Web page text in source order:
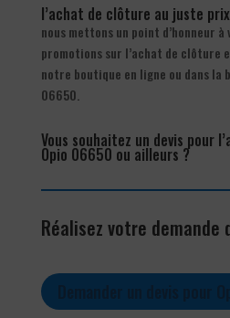
l’achat de clôture au juste
nous mettons un point d’honneur
promotions sur l’achat de clôture
notre boutique en ligne ou dans la
06650.
Vous souhaitez un devis pour
Opio 06650 ou ailleurs ?
Réalisez votre demande